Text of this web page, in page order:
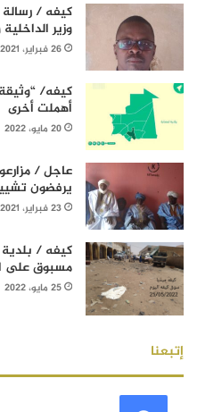
كيفه /
وزير الداخلية
26 فبراير، 2021
كيفه/
أهملت أخرى
20 مايو، 2022
عاجل /
يرفضون
23 فبراير، 2021
كيفه / بلدية
مسبوق على
25 مايو، 2022
إتبعنا